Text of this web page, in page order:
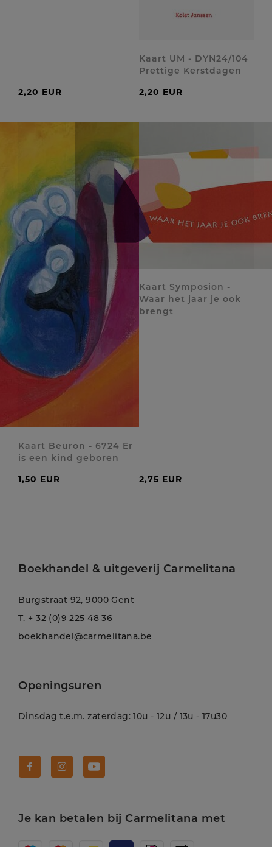
2,20 EUR
Kaart UM - DYN24/104
Prettige Kerstdagen
2,20 EUR
Kaart Beuron - 6724 Er
is een kind geboren
1,50 EUR
Kaart Symposion -
Waar het jaar je ook
brengt
2,75 EUR
Boekhandel & uitgeverij Carmelitana
Burgstraat 92, 9000 Gent
T. + 32 (0)9 225 48 36
boekhandel@carmelitana.be
Openingsuren
Dinsdag t.e.m. zaterdag: 10u - 12u / 13u - 17u30
Je kan betalen bij Carmelitana met